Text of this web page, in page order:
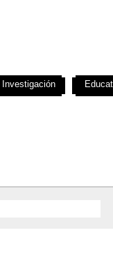
Investigación